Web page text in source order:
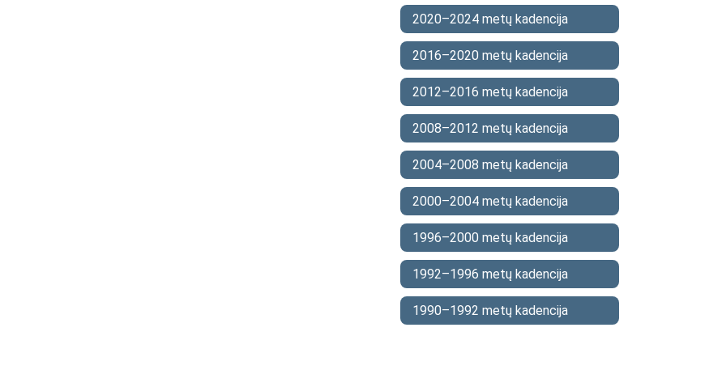
2020–2024 metų kadencija
2016–2020 metų kadencija
2012–2016 metų kadencija
2008–2012 metų kadencija
2004–2008 metų kadencija
2000–2004 metų kadencija
1996–2000 metų kadencija
1992–1996 metų kadencija
1990–1992 metų kadencija